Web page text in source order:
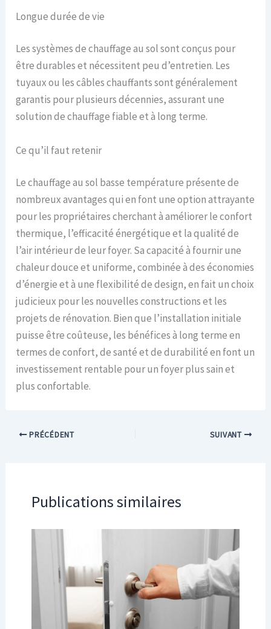
Longue durée de vie
Les systèmes de chauffage au sol sont conçus pour
être durables et nécessitent peu d’entretien. Les
tuyaux ou les câbles chauffants sont généralement
garantis pour plusieurs décennies, assurant une
solution de chauffage fiable et à long terme.
Ce qu’il faut retenir
Le chauffage au sol basse température présente de
nombreux avantages qui en font une option attrayante
pour les propriétaires cherchant à améliorer le confort
thermique, l’efficacité énergétique et la qualité de
l’air intérieur de leur foyer. Sa capacité à fournir une
chaleur douce et uniforme, combinée à des économies
d’énergie et à une flexibilité de design, en fait un choix
judicieux pour les nouvelles constructions et les
projets de rénovation. Bien que l’installation initiale
puisse être coûteuse, les bénéfices à long terme en
termes de confort, de santé et de durabilité en font un
investissement rentable pour un foyer plus sain et
plus confortable.
PRÉCÉDENT SUIVANT
Publications similaires